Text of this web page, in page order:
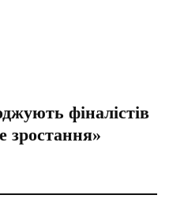
фіналістів
зростання»